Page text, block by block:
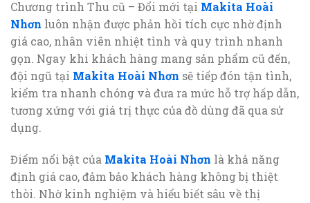
Chương trình Thu cũ – Đổi mới tại Makita Hoài
Nhơn luôn nhận được phản hồi tích cực nhờ định
giá cao, nhân viên nhiệt tình và quy trình nhanh
gọn. Ngay khi khách hàng mang sản phẩm cũ đến,
đội ngũ tại Makita Hoài Nhơn sẽ tiếp đón tận tình,
kiểm tra nhanh chóng và đưa ra mức hỗ trợ hấp dẫn,
tương xứng với giá trị thực của đồ dùng đã qua sử
dụng.
Điểm nổi bật của Makita Hoài Nhơn là khả năng
định giá cao, đảm bảo khách hàng không bị thiệt
thòi. Nhờ kinh nghiệm và hiểu biết sâu về thị